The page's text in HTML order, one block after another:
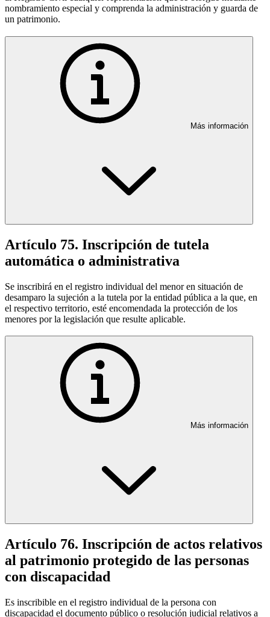
nombramiento especial y comprenda la administración y guarda de
un patrimonio.
Más información
Artículo 75. Inscripción de tutela
automática o administrativa
Se inscribirá en el registro individual del menor en situación de
desamparo la sujeción a la tutela por la entidad pública a la que, en
el respectivo territorio, esté encomendada la protección de los
menores por la legislación que resulte aplicable.
Más información
Artículo 76. Inscripción de actos relativos
al patrimonio protegido de las personas
con discapacidad
Es inscribible en el registro individual de la persona con
discapacidad el documento público o resolución judicial relativos a